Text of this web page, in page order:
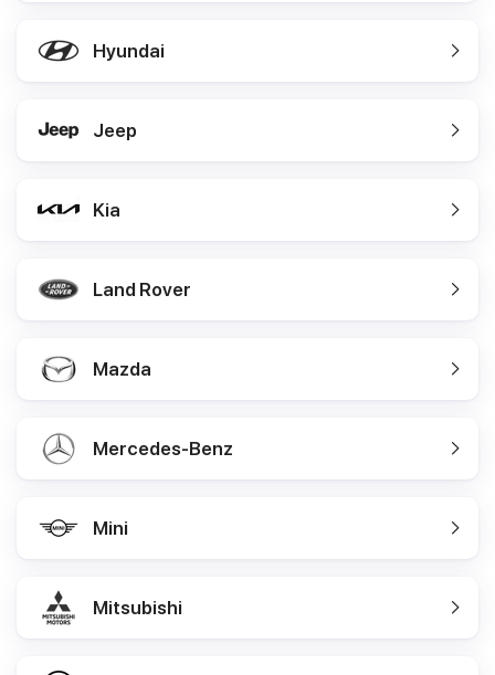
Hyundai
Jeep
Kia
Land Rover
Mazda
Mercedes-Benz
Mini
Mitsubishi